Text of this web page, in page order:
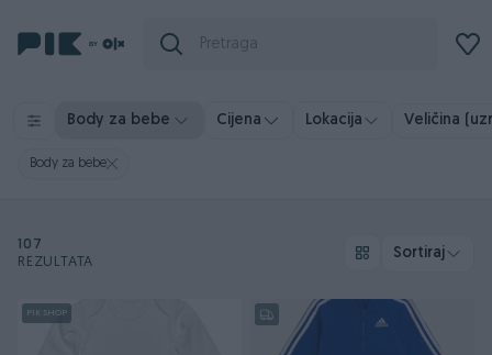
Body za bebe Cijena Lokacija Veličina
Body za bebe
107
REZULTATA
Sortiraj
PIK SHOP